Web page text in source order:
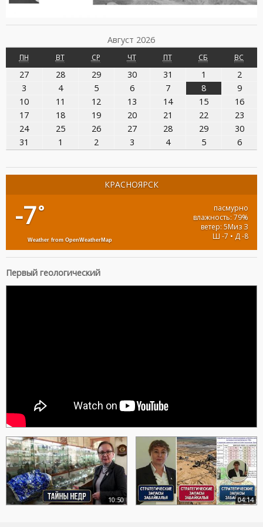
Август 2026
ПНПОНЕДЕЛЬНИК
ВТВТОРНИКСРСРЕДА ЧТЧЕТВЕРГ ПТПЯТНИЦА
СБ СУББОТАВС
2727.07.2026
2828.07.2026
2929.07.2026
3030.07.2026
31 31.07.2026
1 01.08.2026
2
3 03.08.2026
404.08.2026
505.08.2026
606.08.2026
707.08.2026
808.08.2026
9
1010.08.2026
11 11.08.2026
1212.08.2026
1313.08.2026
1414.08.2026
1515.08.2026
16
1717.08.2026
1818.08.2026
1919.08.2026
2020.08.2026
21 21.08.2026
2222.08.2026
23
2424.08.2026
2525.08.2026
2626.08.2026
2727.08.2026
2828.08.2026
2929.08.2026
30
31
31.08.2026
1 01.09.2026
202.09.2026
303.09.2026
404.09.2026
505.09.2026
6
КРАСНОЯРСК
-7°
пасмурно
влажность: 79%
ветер: 5Миз З
Ш -7 • Д -8
Weather from OpenWeatherMap
Первый геологический
10:50 04:14